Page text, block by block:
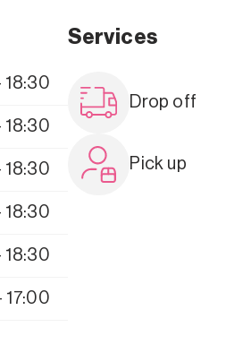
18:30
18:30
18:30
18:30
18:30
17:00
Services
Drop off
Pick up